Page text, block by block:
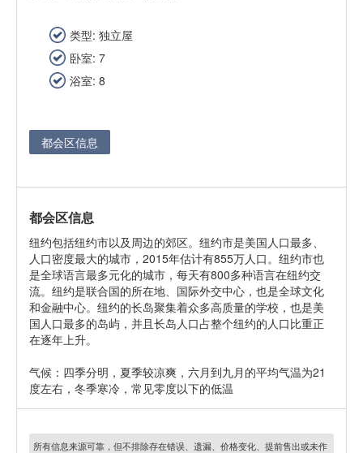
类型: 独立屋
卧室: 7
浴室: 8
都会区信息
都会区信息
纽约包括纽约市以及周边的郊区。纽约市是美国人口最多、
人口密度最大的城市，2015年估计有855万人口。纽约市也
是全球语言最多元化的城市，每天有800多种语言在纽约交
流。纽约是联合国的所在地、国际外交中心，也是全球文化
和金融中心。纽约的长岛聚集着众多高质量的学校，也是美
国人口最多的岛屿，并且长岛人口占整个纽约的人口比重正
在逐年上升。
气候：四季分明，夏季较凉爽，六月到九月的平均气温为21
度左右，冬季寒冷，常见零度以下的低温
所有信息来源可靠，但不排除存在错误、遗漏、价格变化、提前售出或未作